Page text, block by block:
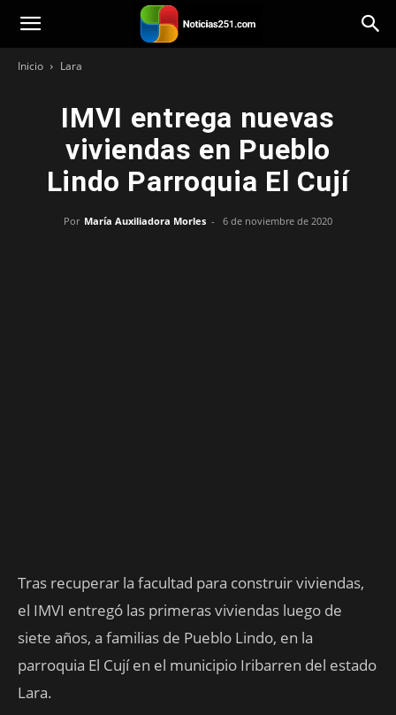
Noticias251
Inicio Lara
IMVI entrega nuevas
viviendas en Pueblo
Lindo Parroquia El Cují
Por María Auxiliadora Morles - 6 de noviembre de 2020
Tras recuperar la facultad para construir viviendas,
el IMVI entregó las primeras viviendas luego de
siete años, a familias de Pueblo Lindo, en la
parroquia El Cují en el municipio Iribarren del estado
Lara.